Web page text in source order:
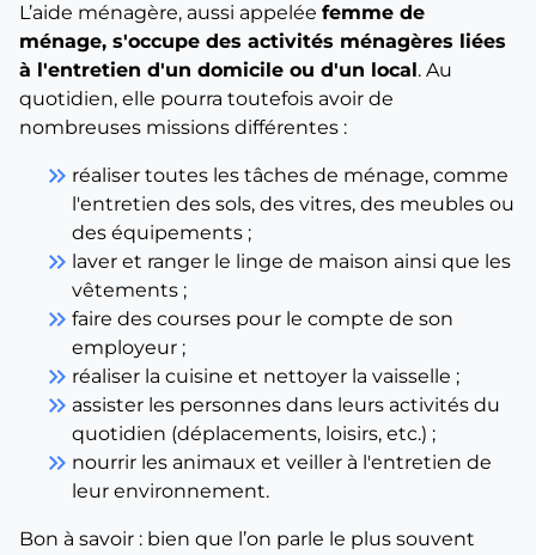
L’aide ménagère, aussi appelée femme de
ménage, s'occupe des activités ménagères liées
à l'entretien d'un domicile ou d'un local. Au
quotidien, elle pourra toutefois avoir de
nombreuses missions différentes :
keyboard_double_arrow_right réaliser toutes les tâches de ménage, comme
l'entretien des sols, des vitres, des meubles ou
des équipements ;
keyboard_double_arrow_right laver et ranger le linge de maison ainsi que les
vêtements ;
keyboard_double_arrow_right faire des courses pour le compte de son
employeur ;
keyboard_double_arrow_right réaliser la cuisine et nettoyer la vaisselle ;
keyboard_double_arrow_right assister les personnes dans leurs activités du
quotidien (déplacements, loisirs, etc.) ;
keyboard_double_arrow_right nourrir les animaux et veiller à l'entretien de
leur environnement.
Bon à savoir : bien que l’on parle le plus souvent